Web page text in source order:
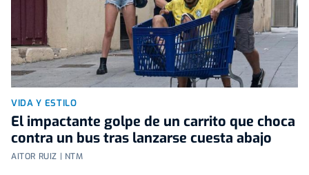
VIDA Y ESTILO
El impactante golpe de un carrito que choca
contra un bus tras lanzarse cuesta abajo
AITOR RUIZ | NTM